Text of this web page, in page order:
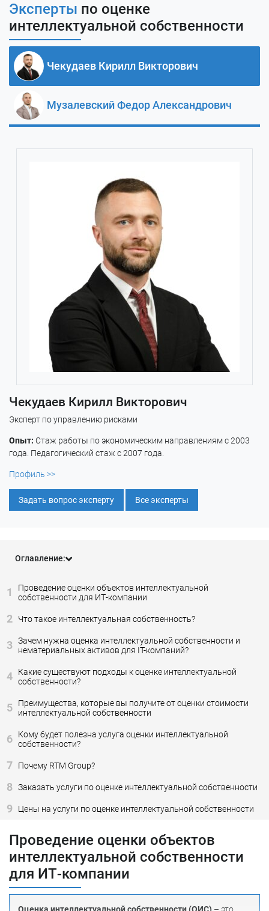
Эксперты по оценке
интеллектуальной собственности
Чекудаев Кирилл Викторович
Музалевский Федор Александрович
Чекудаев Кирилл Викторович
Эксперт по управлению рисками
Опыт: Стаж работы по экономическим направлениям с 2003
года. Педагогический стаж с 2007 года.
Профиль >>
Задать вопрос эксперту Все эксперты
Оглавление:
1
Проведение оценки объектов интеллектуальной
собственности для ИТ-компании
2 Что такое интеллектуальная собственность?
3 Зачем нужна оценка интеллектуальной собственности и
нематериальных активов для IT-компаний?
4
Какие существуют подходы к оценке интеллектуальной
собственности?
5
Преимущества, которые вы получите от оценки стоимости
интеллектуальной собственности
6
Кому будет полезна услуга оценки интеллектуальной
собственности?
7 Почему RTM Group?
8 Заказать услуги по оценке интеллектуальной собственности
9 Цены на услуги по оценке интеллектуальной собственности
Проведение оценки объектов
интеллектуальной собственности
для ИТ-компании